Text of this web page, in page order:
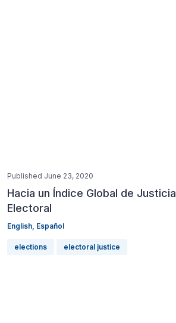
Published June 23, 2020
Hacia un Índice Global de Justicia
Electoral
English, Español
elections electoral justice